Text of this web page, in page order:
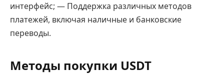
интерфейс; — Поддержка различных методов
платежей, включая наличные и банковские
переводы.
Методы покупки USDT